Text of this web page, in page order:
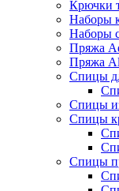
Крючки
Наборы
Наборы
Пряжа
Пряжа
Спицы
Спицы
Спицы
Спицы